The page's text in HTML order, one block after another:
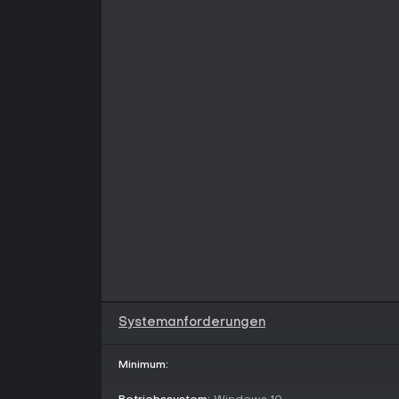
Systemanforderungen
Minimum: